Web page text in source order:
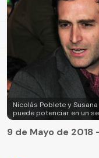
Nicolás Poblete y
puede potenciar en un
9 de Mayo de 2018